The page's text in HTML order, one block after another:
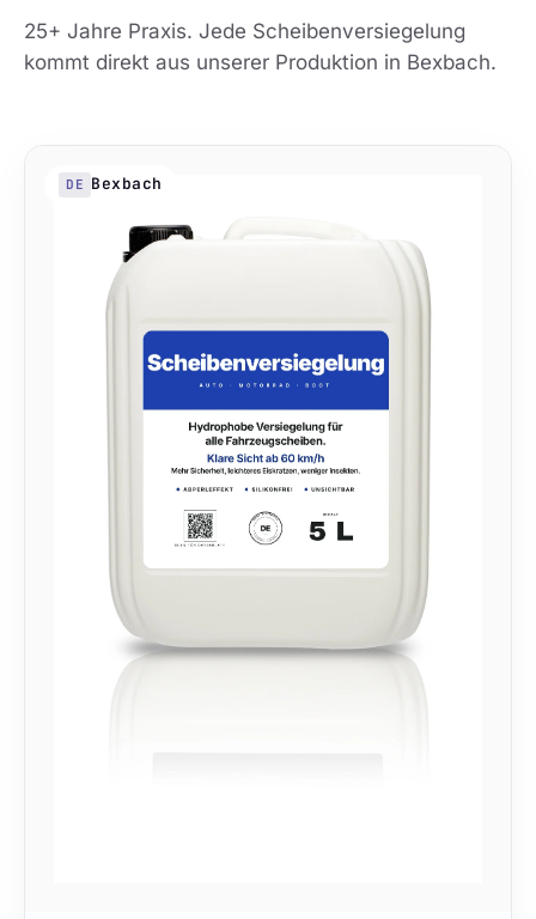
25+ Jahre Praxis. Jede Scheibenversiegelung
kommt direkt aus unserer Produktion in Bexbach.
DE Bexbach